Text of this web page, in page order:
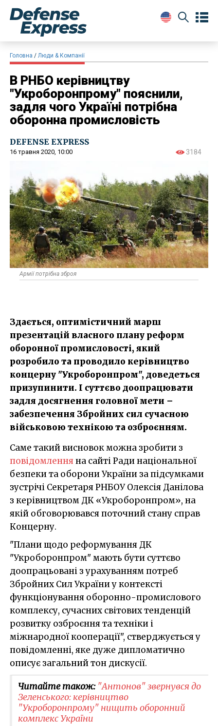
Головна Люди & Компанії
В РНБО керівництву
"Укроборонпрому" пояснили,
задля чого Україні потрібна
оборонна промисловість
DEFENSE EXPRESS
16 травня 2020, 10:00 3184
Армії потрібна зброя
Здається, оптимістичний марш
презентацій власного плану реформ
оборонної промисловості, який
розробило та проводило керівництво
концерну "Укроборонпром", доведеться
призупинити. І суттєво доопрацювати
задля досягнення головної мети –
забезпечення Збройних сил сучасною
військовою технікою та озброєнням.
Саме такий висновок можна зробити з
повідомленняна сайті Ради національної
безпеки та оборони України за підсумками
зустрічі Секретаря РНБОУ Олексія Данілова
з керівництвом ДК «Укроборонпром», на
якій обговорювався поточний стану справ
Концерну.
"Плани щодо реформування ДК
"Укроборонпром" мають бути суттєво
доопрацьовані з урахуванням потреб
Збройних Сил України у контексті
функціонування оборонно-промислового
комплексу, сучасних світових тенденцій
розвитку озброєння та техніки і
міжнародної кооперації", стверджується у
повідомленні, яке дуже дипломатично
описує загальний тон дискусії.
Читайте також: "Антонов" звернувся до
Зеленського: керівництво
"Укроборонпрому" нищить оборонний
комплекс України